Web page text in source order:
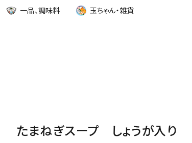
一品、調味料 玉ちゃん・雑貨
たまねぎスープ しょうが入り